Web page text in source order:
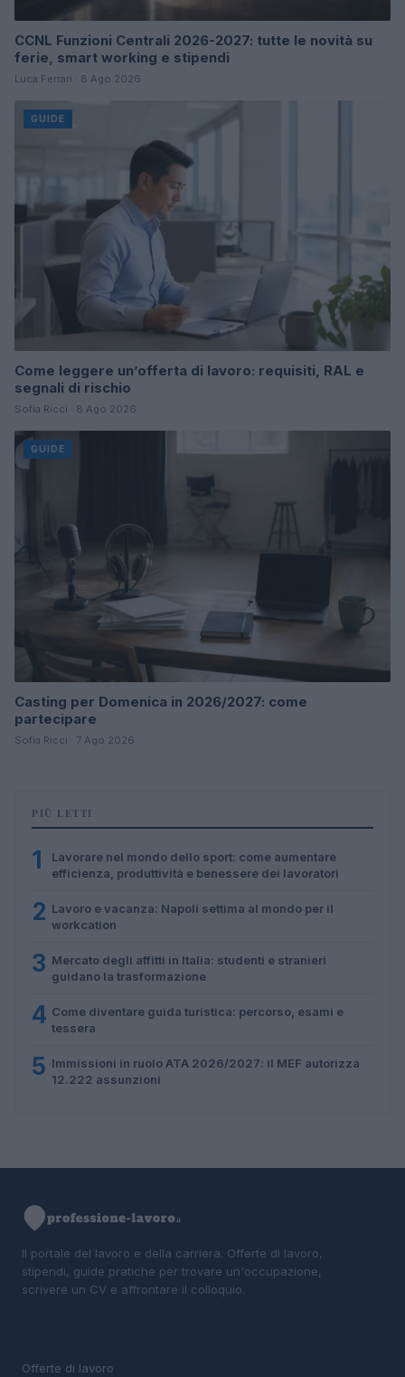
CCNL Funzioni Centrali 2026-2027: tutte le novità su
ferie, smart working e stipendi
Luca Ferrari · 8 Ago 2026
GUIDE
Come leggere un’offerta di lavoro: requisiti, RAL e
segnali di rischio
Sofia Ricci · 8 Ago 2026
GUIDE
Casting per Domenica in 2026/2027: come
partecipare
Sofia Ricci · 7 Ago 2026
PIÙ LETTI
1
Lavorare nel mondo dello sport: come aumentare
efficienza, produttività e benessere dei lavoratori
2 Lavoro e vacanza: Napoli settima al mondo per il
workcation
3 Mercato degli affitti in Italia: studenti e stranieri
guidano la trasformazione
4 Come diventare guida turistica: percorso, esami e
tessera
5 Immissioni in ruolo ATA 2026/2027: il MEF autorizza
12.222 assunzioni
Il portale del lavoro e della carriera. Offerte di lavoro,
stipendi, guide pratiche per trovare un'occupazione,
scrivere un CV e affrontare il colloquio.
Offerte di lavoro